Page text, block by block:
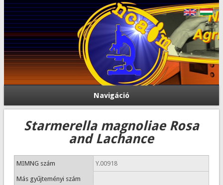
Navigáció
Starmerella magnoliae Rosa
and Lachance
MIMNG szám Y.00918
Más gyűjteményi szám